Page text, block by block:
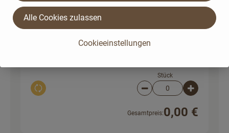
Auswahl ändern
Olivenöl nativ extra 500ml
23,98 € /
Stück
Artikelanzahl
Gesamtpreis:0,00 €
Cookieeinstellungen
Alle Cookies zulassen